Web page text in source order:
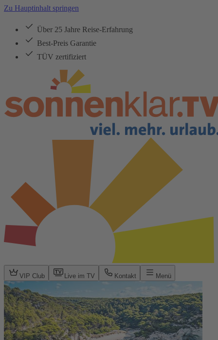
Zu Hauptinhalt springen
Über 25 Jahre Reise-Erfahrung
Best-Preis Garantie
TÜV zertifiziert
VIP Club Live im TV Kontakt Menü